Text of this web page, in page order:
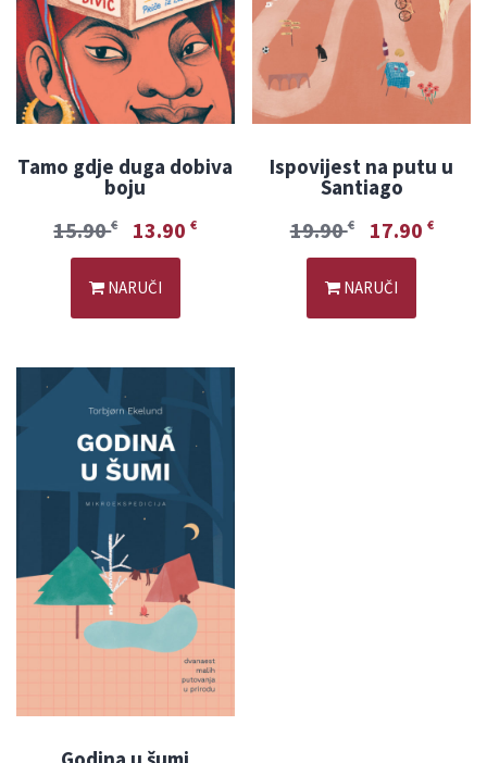
Tamo gdje duga dobiva
boju
15.90€ 13.90€
NARUČI
Ispovijest na putu u
Santiago
19.90€ 17.90 €
NARUČI